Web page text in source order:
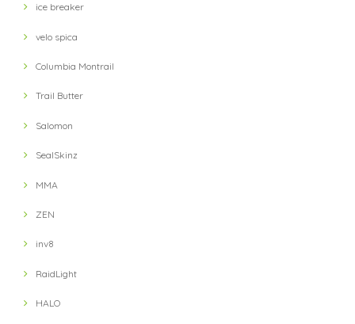
ice breaker
velo spica
Columbia Montrail
Trail Butter
Salomon
SealSkinz
MMA
ZEN
inv8
RaidLight
HALO